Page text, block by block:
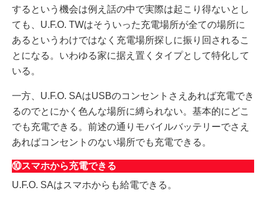
するという機会は例え話の中で実際は起こり得ないとし
ても、U.F.O. TWはそういった充電場所が全ての場所に
あるというわけではなく充電場所探しに振り回されるこ
とになる。いわゆる家に据え置くタイプとして特化して
いる。
一方、U.F.O. SAはUSBのコンセントさえあれば充電でき
るのでとにかく色んな場所に縛られない。基本的にどこ
でも充電できる。前述の通りモバイルバッテリーでさえ
あればコンセントのない場所でも充電できる。
⑩スマホから充電できる
U.F.O. SAはスマホからも給電できる。